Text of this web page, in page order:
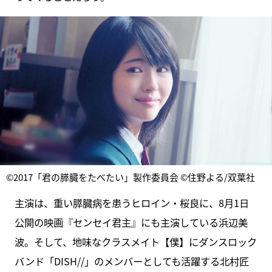
©2017「君の膵臓をたべたい」製作委員会 ©住野よる/双葉社
主演は、重い膵臓病を患うヒロイン・桜良に、8月1日
公開の映画『センセイ君主』にも主演している浜辺美
波。そして、地味なクラスメイト【僕】にダンスロック
バンド「DISH//」のメンバーとしても活躍する北村匠